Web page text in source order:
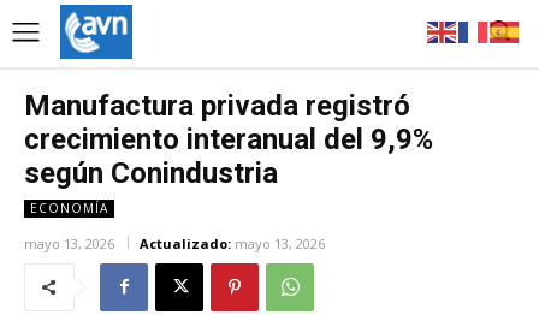
Manufactura privada registró
crecimiento interanual del 9,9%
según Conindustria
ECONOMÍA
mayo 13, 2026 Actualizado: mayo 13, 2026